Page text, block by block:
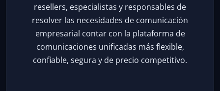
resellers, especialistas y responsables de
resolver las necesidades de comunicación
empresarial contar con la plataforma de
comunicaciones unificadas más flexible,
confiable, segura y de precio competitivo.